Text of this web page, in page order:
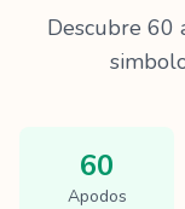
Descubre 60
60
Apodos